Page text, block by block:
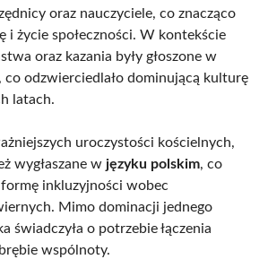
oraz nauczyciele, co znacząco
i życie społeczności. W kontekście
oraz kazania były głoszone w
, co odzwierciedlało dominującą kulturę
latach.
uroczystości kościelnych,
wygłaszane w języku polskim, co
inkluzyjności wobec
Mimo dominacji jednego
świadczyła o potrzebie łączenia
wspólnoty.